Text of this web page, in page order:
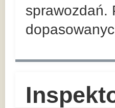
sprawozdań.